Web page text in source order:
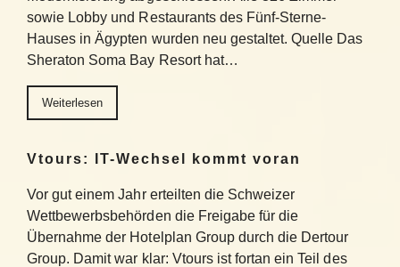
sowie Lobby und Restaurants des Fünf-Sterne-
Hauses in Ägypten wurden neu gestaltet. Quelle Das
Sheraton Soma Bay Resort hat…
Weiterlesen
Vtours: IT-Wechsel kommt voran
Vor gut einem Jahr erteilten die Schweizer
Wettbewerbsbehörden die Freigabe für die
Übernahme der Hotelplan Group durch die Dertour
Group. Damit war klar: Vtours ist fortan ein Teil des